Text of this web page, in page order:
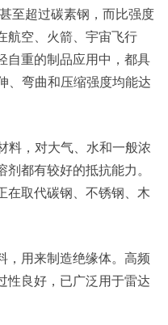
至超过碳素钢，而比强度
航空、火箭、宇宙飞行
自重的制品应用中，都具
、弯曲和压缩强度均能达
料，对大气、水和一般浓
都有较好的抵抗能力。
在取代碳钢、不锈钢、木
，用来制造绝缘体。高频
性良好，已广泛用于雷达